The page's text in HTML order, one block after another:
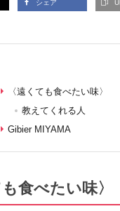
シェア
〈遠くても食べたい味〉
教えてくれる人
Gibier MIYAMA
も食べたい味〉